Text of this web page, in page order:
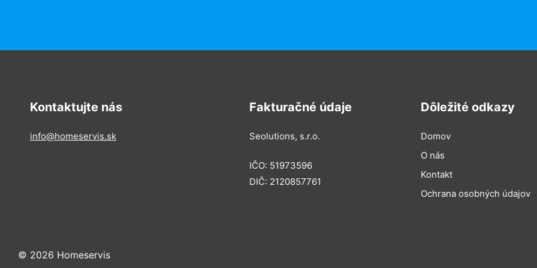
Kontaktujte nás
info@homeservis.sk
Fakturačné údaje
Seolutions, s.r.o.
IČO: 51973596
DIČ: 2120857761
Dôležité odkazy
Domov
O nás
Kontakt
Ochrana osobných údajov
© 2026 Homeservis